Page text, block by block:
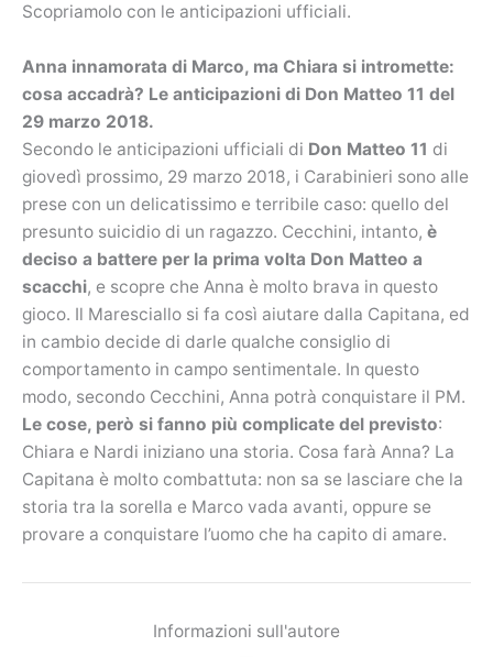
Scopriamolo con le anticipazioni ufficiali.
Anna innamorata di Marco, ma Chiara si intromette:
cosa accadrà? Le anticipazioni di Don Matteo 11 del
29 marzo 2018.
Secondo le anticipazioni ufficiali di Don Matteo 11 di
giovedì prossimo, 29 marzo 2018, i Carabinieri sono alle
prese con un delicatissimo e terribile caso: quello del
presunto suicidio di un ragazzo. Cecchini, intanto, è
deciso a battere per la prima volta Don Matteo a
scacchi, e scopre che Anna è molto brava in questo
gioco. Il Maresciallo si fa così aiutare dalla Capitana, ed
in cambio decide di darle qualche consiglio di
comportamento in campo sentimentale. In questo
modo, secondo Cecchini, Anna potrà conquistare il PM.
Le cose, però si fanno più complicate del previsto:
Chiara e Nardi iniziano una storia. Cosa farà Anna? La
Capitana è molto combattuta: non sa se lasciare che la
storia tra la sorella e Marco vada avanti, oppure se
provare a conquistare l’uomo che ha capito di amare.
Informazioni sull'autore